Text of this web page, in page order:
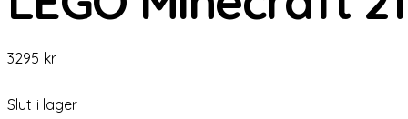
3295 kr
Slut i lager